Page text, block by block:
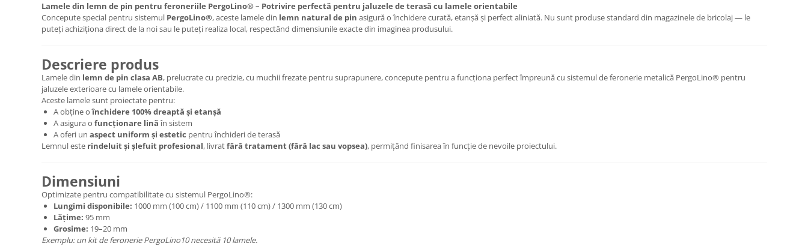
Lamele din lemn de pin pentru feroneriile PergoLino® – Potrivire perfectă pentru jaluzele de terasă cu lamele orientabile
Concepute special pentru sistemul PergoLino®, aceste lamele din lemn natural de pin asigură o închidere curată, etanșă și perfect aliniată. Nu sunt produse standard din magazinele de bricolaj — le
puteți achiziționa direct de la noi sau le puteți realiza local, respectând dimensiunile exacte din imaginea produsului.
Descriere produs
Lamele din lemn de pin clasa AB, prelucrate cu precizie, cu muchii frezate pentru suprapunere, concepute pentru a funcționa perfect împreună cu sistemul de feronerie metalică PergoLino® pentru
jaluzele exterioare cu lamele orientabile.
Aceste lamele sunt proiectate pentru:
A obține oînchidere 100% dreaptă și etanșă
A asigura o funcționare linăîn sistem
A oferi un aspect uniform și estetic pentru închideri de terasă
Lemnul este rindeluit și șlefuit profesional, livratfără tratament (fără lac sau vopsea), permițând finisarea în funcție de nevoile proiectului.
Dimensiuni
Optimizate pentru compatibilitate cu sistemul PergoLino®:
Lungimi disponibile: 1000 mm (100 cm) / 1100 mm (110 cm) / 1300 mm (130 cm)
Lățime: 95 mm
Grosime: 19–20 mm
Exemplu: un kit de feronerie PergoLino10 necesită 10 lamele.